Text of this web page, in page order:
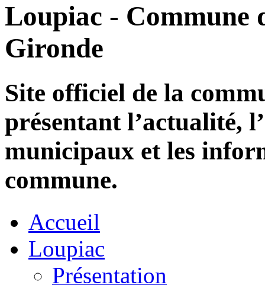
Loupiac - Commune
Gironde
Site officiel de la
présentant l’actualité,
municipaux et les
commune.
Accueil
Loupiac
Présentation